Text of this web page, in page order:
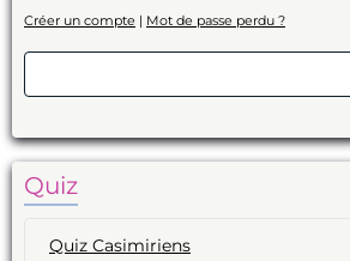
Créer un compte | Mot de passe perdu ?
Quiz
Quiz Casimiriens